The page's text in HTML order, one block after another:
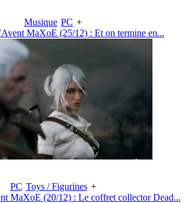
Musique PC +
MaXoE (25/12) : Et on termine en...
PC Toys / Figurines +
MaXoE (20/12) : Le coffret collector Dead...